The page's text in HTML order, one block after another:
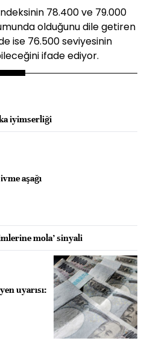
78.400 ve 79.000
olduğunu dile getiren
ise 76.500 seviyesinin
ifade ediyor.
iyimserliği
aşağı
mola’ sinyali
uyarısı: